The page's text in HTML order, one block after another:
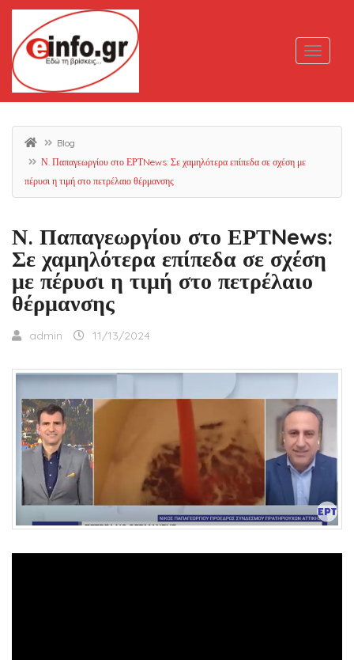
Blog
Ν. Παπαγεωργίου στο ΕΡΤNews: Σε χαμηλότερα επίπεδα σε σχέση με
πέρυσι η τιμή στο πετρέλαιο θέρμανσης
Ν. Παπαγεωργίου στο ΕΡΤNews:
Σε χαμηλότερα επίπεδα σε σχέση
με πέρυσι η τιμή στο πετρέλαιο
θέρμανσης
admin 11/13/2024